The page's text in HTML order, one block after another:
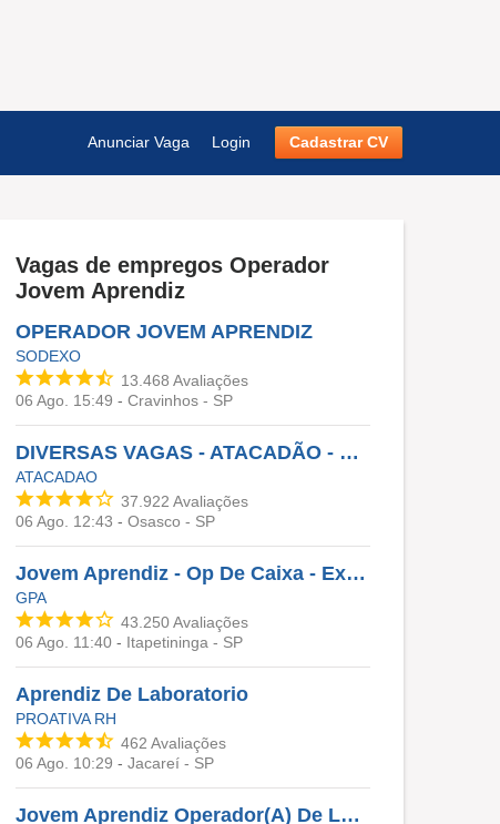
Anunciar Vaga Login Cadastrar CV
Vagas de empregos Operador
Jovem Aprendiz
OPERADOR JOVEM APRENDIZ
SODEXO
13.468 Avaliações
06 Ago. 15:49 - Cravinhos - SP
DIVERSAS VAGAS - ATACADÃO - OSASCO
ATACADAO
37.922 Avaliações
06 Ago. 12:43 - Osasco - SP
Jovem Aprendiz - Op De Caixa - Extra Itapetininga
GPA
43.250Avaliações
06 Ago. 11:40 - Itapetininga - SP
Aprendiz De Laboratorio
PROATIVA RH
462 Avaliações
06 Ago. 10:29 - Jacareí - SP
Jovem Aprendiz Operador(A) De Loja - Heliópolis/São Paulo